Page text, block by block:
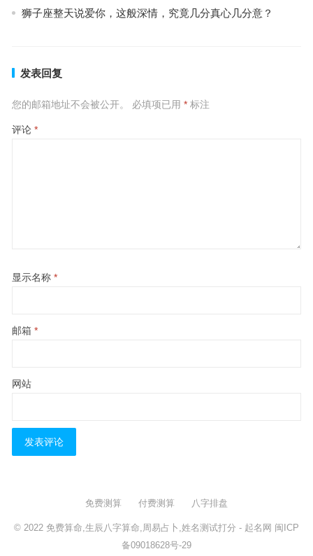
狮子座整天说爱你，这般深情，究竟几分真心几分意？
发表回复
您的邮箱地址不会被公开。 必填项已用 *标注
评论 *
显示名称 *
邮箱 *
网站
免费测算 付费测算 八字排盘
© 2022 免费算命,生辰八字算命,周易占卜,姓名测试打分 - 起名网 闽ICP
备09018628号-29